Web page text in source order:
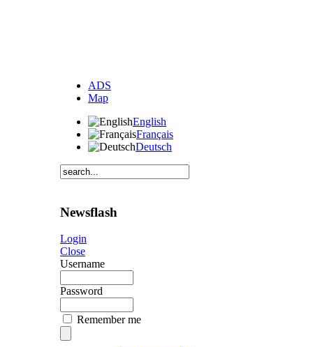
ADS
Map
English
Français
Deutsch
Newsflash
Login
Close
Username
Password
Remember me